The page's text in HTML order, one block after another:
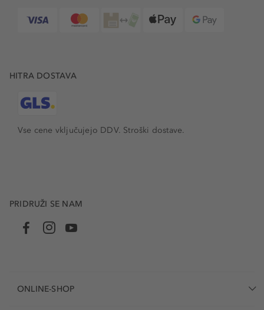
HITRA DOSTAVA
Vse cene vključujejo DDV. Stroški dostave.
PRIDRUŽI SE NAM
ONLINE-SHOP